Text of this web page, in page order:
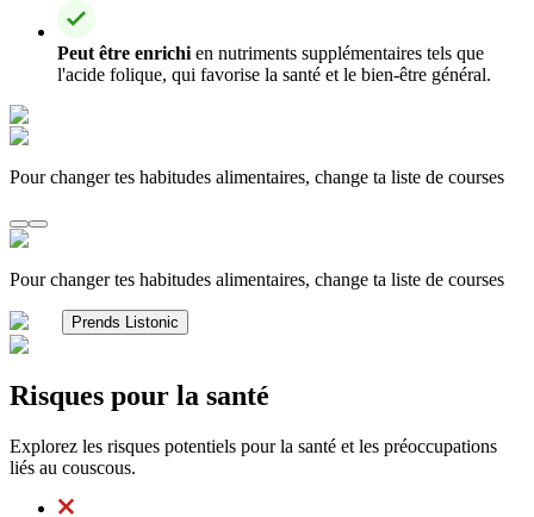
Peut être enrichi en nutriments supplémentaires tels que
l'acide folique, qui favorise la santé et le bien-être général.
Pour changer tes habitudes alimentaires, change ta liste de courses
Pour changer tes habitudes alimentaires, change ta liste de courses
Prends Listonic
Risques pour la santé
Explorez les risques potentiels pour la santé et les préoccupations
liés au couscous.